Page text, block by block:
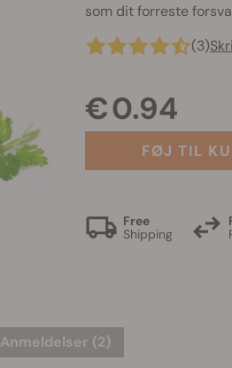
som dit forreste
(3)
€ 0.94
FØJ TIL
Free
Shipping
Anmeldelser (2)